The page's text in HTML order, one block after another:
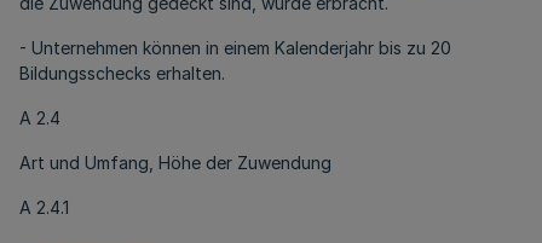
- Unternehmen können in einem Kalenderjahr bis zu 20
Bildungsschecks erhalten.
A 2.4
Art und Umfang, Höhe der Zuwendung
A 2.4.1